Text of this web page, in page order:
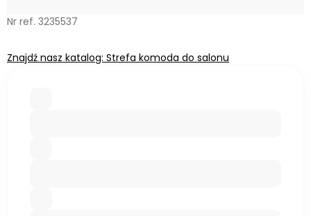
Nr ref. 3235537
Znajdź nasz katalog: Strefa komoda do salonu